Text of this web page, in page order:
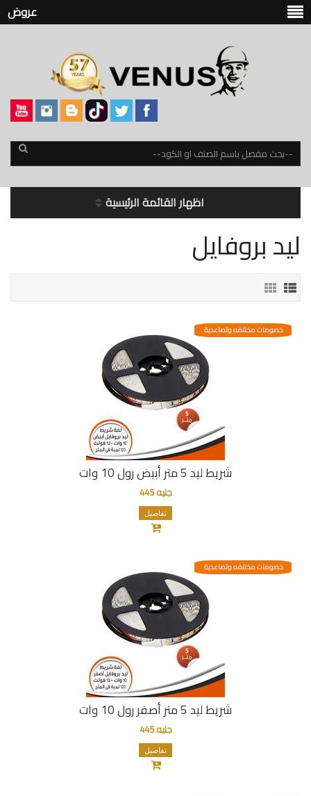
عروض
اظهار القائمة الرئيسية
ليد بروفايل
شريط ليد 5 متر أبيض رول 10 وات
خصومات مختلفه وتصاعدية
جنيه 445
تفاصيل
شريط ليد 5 متر أصفر رول 10 وات
خصومات مختلفه وتصاعدية
جنيه 445
تفاصيل